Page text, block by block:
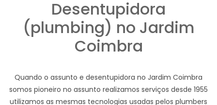
Desentupidora
(plumbing) no Jardim
Coimbra
Quando o assunto e desentupidora no Jardim Coimbra
somos pioneiro no assunto realizamos serviços desde 1955
utilizamos as mesmas tecnologias usadas pelos plumbers